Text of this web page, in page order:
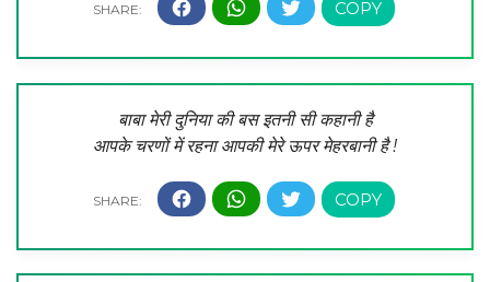
बाबा मेरी दुनिया की बस इतनी सी कहानी है
आपके चरणों में रहना आपकी मेरे ऊपर मेहरबानी है !